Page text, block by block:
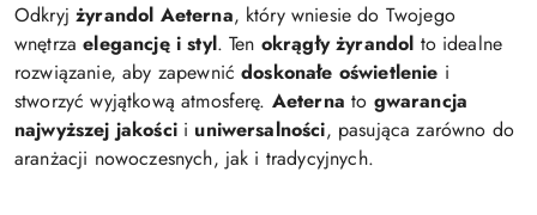
Odkryjżyrandol Aeterna, który wniesie do Twojego
wnętrzaelegancję i styl. Ten okrągły żyrandol to idealne
rozwiązanie, aby zapewnićdoskonałe oświetlenie i
stworzyć wyjątkową atmosferę. Aeterna to gwarancja
najwyższej jakościi uniwersalności, pasująca zarówno do
aranżacji nowoczesnych, jak i tradycyjnych.